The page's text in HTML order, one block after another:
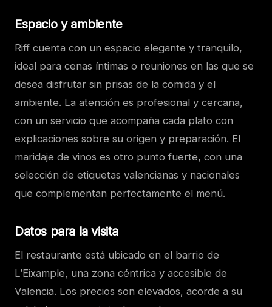
Espacio y ambiente
Riff cuenta con un espacio elegante y tranquilo,
ideal para cenas íntimas o reuniones en las que se
desea disfrutar sin prisas de la comida y el
ambiente. La atención es profesional y cercana,
con un servicio que acompaña cada plato con
explicaciones sobre su origen y preparación. El
maridaje de vinos es otro punto fuerte, con una
selección de etiquetas valencianas y nacionales
que complementan perfectamente el menú.
Datos para la visita
El restaurante está ubicado en el barrio de
L’Eixample, una zona céntrica y accesible de
Valencia. Los precios son elevados, acorde a su